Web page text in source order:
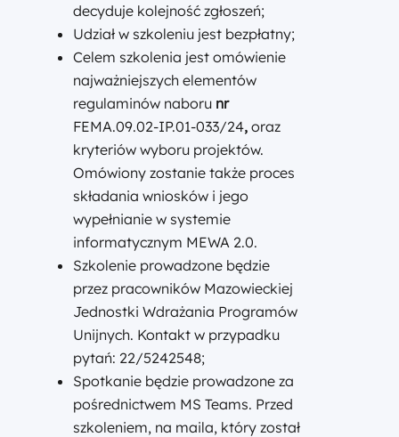
decyduje kolejność zgłoszeń;
Udział w szkoleniu jest bezpłatny;
Celem szkolenia jest omówienie
najważniejszych elementów
regulaminów naboru nr
FEMA.09.02-IP.01-033/24, oraz
kryteriów wyboru projektów.
Omówiony zostanie także proces
składania wniosków i jego
wypełnianie w systemie
informatycznym MEWA 2.0.
Szkolenie prowadzone będzie
przez pracowników Mazowieckiej
Jednostki Wdrażania Programów
Unijnych. Kontakt w przypadku
pytań: 22/5242548;
Spotkanie będzie prowadzone za
pośrednictwem MS Teams. Przed
szkoleniem, na maila, który został